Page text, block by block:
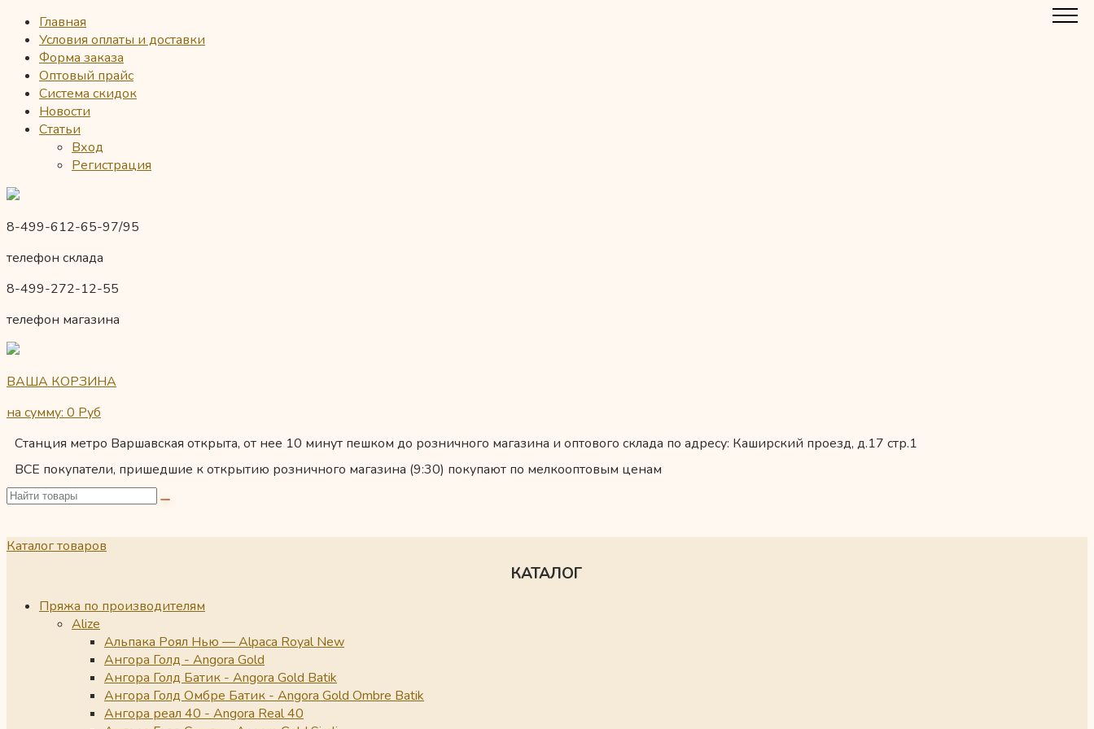
Главная
Условия оплаты и доставки
Форма заказа
Оптовый прайс
Система скидок
Новости
Статьи
Вход
Регистрация
8-499-612-65-97/95
телефон склада
8-499-272-12-55
телефон магазина
ВАША КОРЗИНА
на сумму: 0 Руб
Станция метро Варшавская открыта, от нее 10 минут пешком до розничного магазина и оптового склада по адресу: Каширский проезд, д.17 стр.1
ВСЕ покупатели, пришедшие к открытию розничного магазина (9:30) покупают по мелкооптовым ценам
Каталог товаров
КАТАЛОГ
Пряжа по производителям
Alize
Альпака Роял Нью — Alpaca Royal New
Ангора Голд - Angora Gold
Ангора Голд Батик - Angora Gold Batik
Ангора Голд Омбре Батик - Angora Gold Ombre Batik
Ангора реал 40 - Angora Real 40